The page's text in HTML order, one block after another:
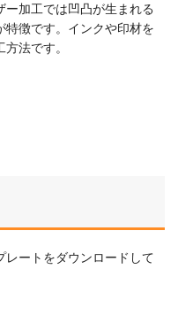
加工では凹凸が生まれる
特徴です。インクや印材を
法です。
レートをダウンロードして